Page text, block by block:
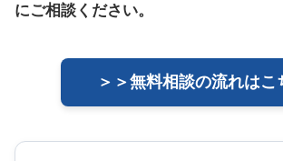
にご相談ください。
＞＞無料相談の流れはこ